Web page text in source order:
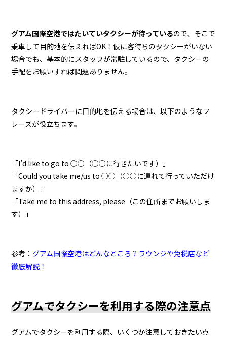
グアム国際空港ではたいていタクシーが待っているので、そこで
乗車して目的地を伝えればOK！仮に客待ちのタクシーがいない
場合でも、基本的にスタッフが常駐しているので、タクシーの
手配をお願いすれば問題ありません。
タクシードライバーに目的地を伝える場合は、以下のようなフ
レーズが役立ちます。
「I’d like to go to ○○（○○に行きたいです）」
「Could you take me/us to ○○（○○に連れて行っていただけ
ますか）」
「Take me to this address, please（この住所までお願いしま
す）」
参考： グアム国際空港はどんなところ？ラウンジや免税店など
徹底解説！
グアムでタクシーを利用する際の注意点
グアムでタクシーを利用する際、いくつか注意しておきたい点